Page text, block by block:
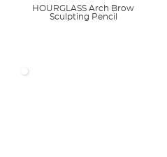
HOURGLASS Arch Brow
Sculpting Pencil